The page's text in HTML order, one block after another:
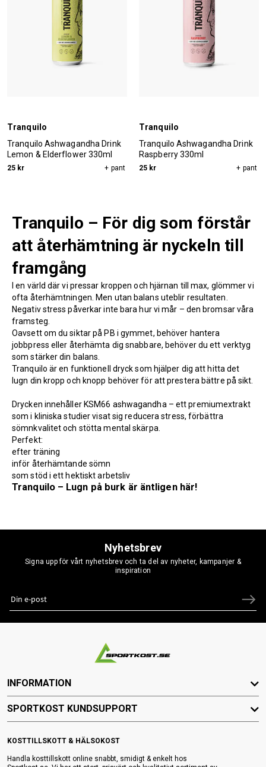
Tranquilo – För dig som förstår
att återhämtning är nyckeln till
framgång
I en värld där vi pressar kroppen och hjärnan till max, glömmer vi
ofta återhämtningen. Men utan balans uteblir resultaten.
Negativ stress påverkar inte bara hur vi mår – den bromsar våra
framsteg.
Oavsett om du siktar på PB i gymmet, behöver hantera
jobbpress eller återhämta dig snabbare, behöver du ett verktyg
som stärker din balans.
Tranquilo är en funktionell dryck som hjälper dig att hitta det
lugn din kropp och knopp behöver för att prestera bättre på sikt.
Drycken innehåller KSM66 ashwagandha – ett premiumextrakt
som i kliniska studier visat sig reducera stress, förbättra
sömnkvalitet och stötta mental skärpa.
Perfekt:
efter träning
inför återhämtande sömn
som stöd i ett hektiskt arbetsliv
Tranquilo – Lugn på burk är äntligen här!
Tranquilo
Tranquilo Ashwagandha Drink
Lemon & Elderflower 330ml
25 kr + pant
Tranquilo
Tranquilo Ashwagandha Drink
Raspberry 330ml
25 kr + pant
Nyhetsbrev
Signa upp för vårt nyhetsbrev och ta del av nyheter, kampanjer &
inspiration
KOSTTILLSKOTT & HÄLSOKOST
Handla kosttillskott online snabbt, smidigt & enkelt hos
INFORMATION
SPORTKOST KUNDSUPPORT